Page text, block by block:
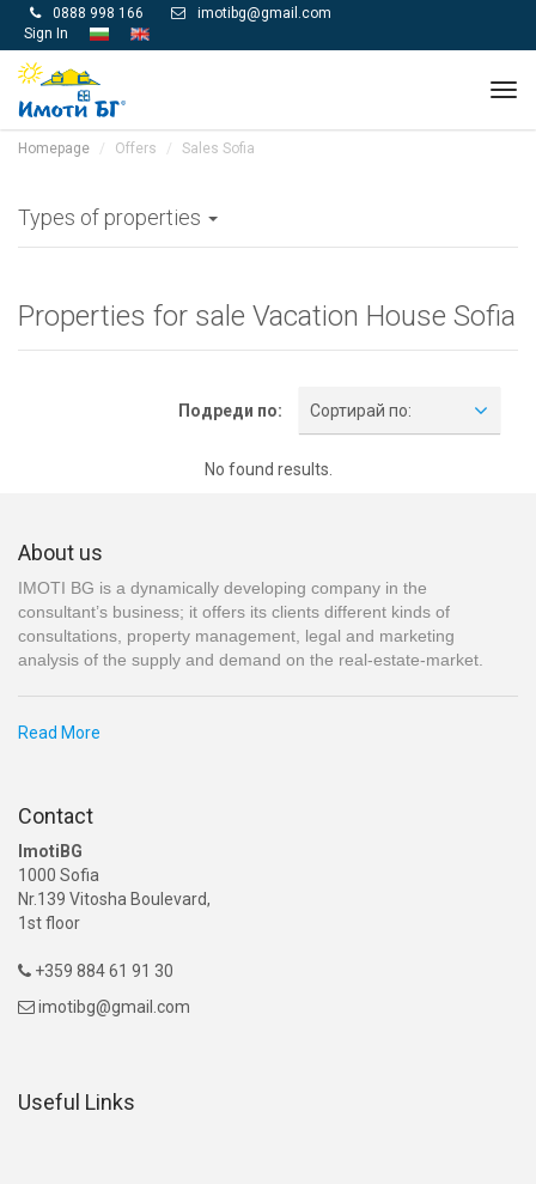
 0888 998 166 
imotibg@gmail.com
Sign In
Homepage Offers Sales Sofia
Types of properties
Properties for sale Vacation House Sofia
Подреди по: Сортирай по:
No found results.
About us
IMOTI BG is a dynamically developing company in the
consultant’s business; it offers its clients different kinds of
consultations, property management, legal and marketing
analysis of the supply and demand on the real-estate-market.
Read More
Contact
ImotiBG
1000 Sofia
Nr.139 Vitosha Boulevard,
1st floor
 +359 884 61 91 30
 imotibg@gmail.com
Useful Links